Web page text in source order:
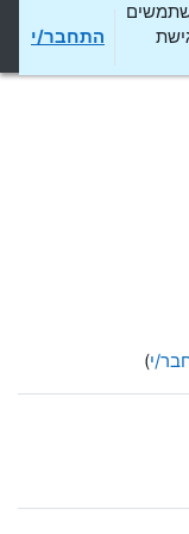
התחבר/י
י)